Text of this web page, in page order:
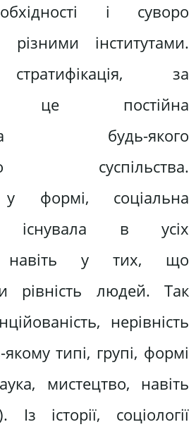
і суворо
різними інститутами.
за
це постійна
будь-якого
суспільства.
формі, соціальна
існувала в усіх
навіть у тих, що
рівність людей. Так
нерівність
типі, групі, формі
мистецтво, навіть
Із історії, соціології